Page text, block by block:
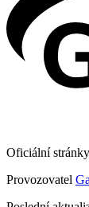
Oficiální
Provozovatel